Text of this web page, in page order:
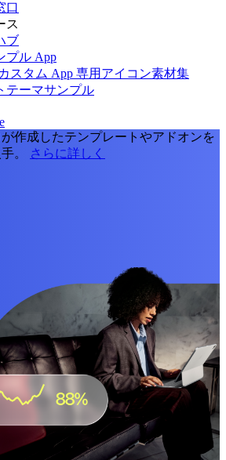
口
ス
ブ
プル App
スタム App 専用アイコン素材集
テーマサンプル
作成したテンプレートやアドオンを
。
さらに詳しく